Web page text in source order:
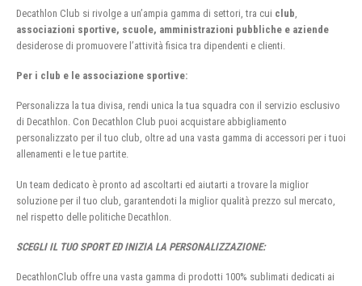
Decathlon Club si rivolge a un’ampia gamma di settori, tra cui club
associazioni sportive, scuole, amministrazioni pubbliche e aziende
desiderose di promuovere l’attività fisica tra dipendenti e clienti.
Per i club e le associazione sportive:
Personalizza la tua divisa, rendi unica la tua squadra con il servizio esclusivo
di Decathlon. Con Decathlon Club puoi acquistare abbigliamento
personalizzato per il tuo club, oltre ad una vasta gamma di accessori per i tuoi
allenamenti e le tue partite.
Un team dedicato è pronto ad ascoltarti ed aiutarti a trovare la miglior
soluzione per il tuo club, garantendoti la miglior qualità prezzo sul mercato,
nel rispetto delle politiche Decathlon.
SCEGLI IL TUO SPORT ED INIZIA LA PERSONALIZZAZIONE:
DecathlonClub offre una vasta gamma di prodotti 100% sublimati dedicati ai